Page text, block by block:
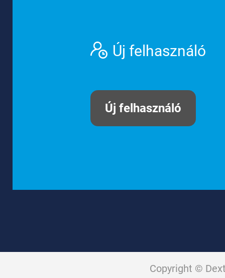
Új felhasználó
Új felhasználó
Copyright ©